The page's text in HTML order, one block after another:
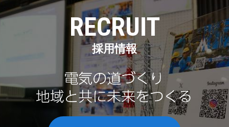
RECRUIT
採用情報